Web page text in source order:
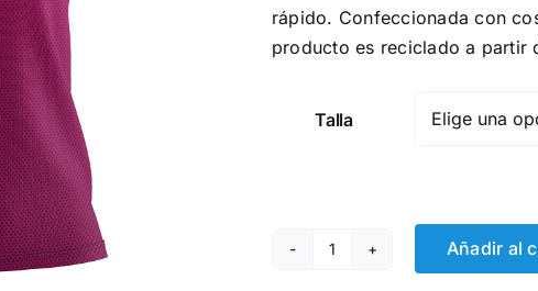
rápido. Confeccionada con
producto es reciclado a partir
Talla
Camiseta
Añadir al